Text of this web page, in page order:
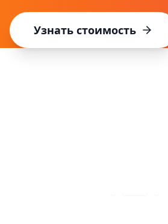
Узнать стоимость